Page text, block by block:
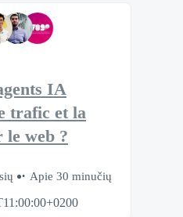
IA
trafic et la
le web ?
Apie 30 minučių